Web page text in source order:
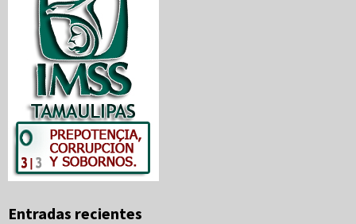
Entradas recientes